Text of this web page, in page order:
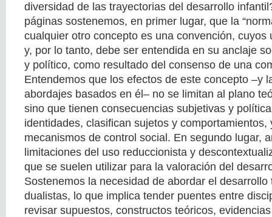
diversidad de las trayectorias del desarrollo
páginas sostenemos, en primer lugar, que la
cualquier otro concepto es una convención, cuyos
y, por lo tanto, debe ser entendida en su anclaje
y político, como resultado del consenso de una
Entendemos que los efectos de este concepto –y
abordajes basados en él– no se limitan al plano
sino que tienen consecuencias subjetivas y
identidades, clasifican sujetos y comportamientos,
mecanismos de control social. En segundo lugar,
limitaciones del uso reduccionista y
que se suelen utilizar para la valoración del
Sostenemos la necesidad de abordar el
dualistas, lo que implica tender puentes entre
revisar supuestos, constructos teóricos,